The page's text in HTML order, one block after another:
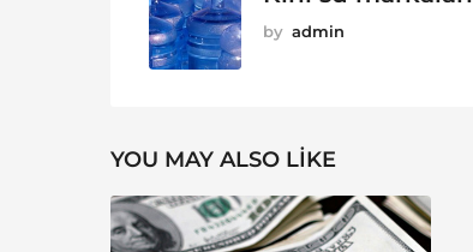
by admin
YOU MAY ALSO LIKE